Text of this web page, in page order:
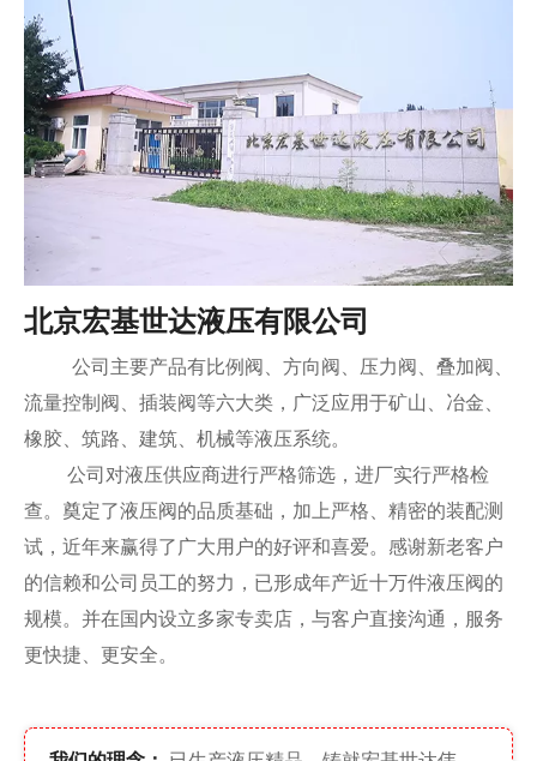
北京宏基世达液压有限公司
公司主要产品有比例阀、方向阀、压力阀、叠加阀、
流量控制阀、插装阀等六大类，广泛应用于矿山、冶金、
橡胶、筑路、建筑、机械等液压系统。
公司对液压供应商进行严格筛选，进厂实行严格检
查。奠定了液压阀的品质基础，加上严格、精密的装配测
试，近年来赢得了广大用户的好评和喜爱。感谢新老客户
的信赖和公司员工的努力，已形成年产近十万件液压阀的
规模。并在国内设立多家专卖店，与客户直接沟通，服务
更快捷、更安全。